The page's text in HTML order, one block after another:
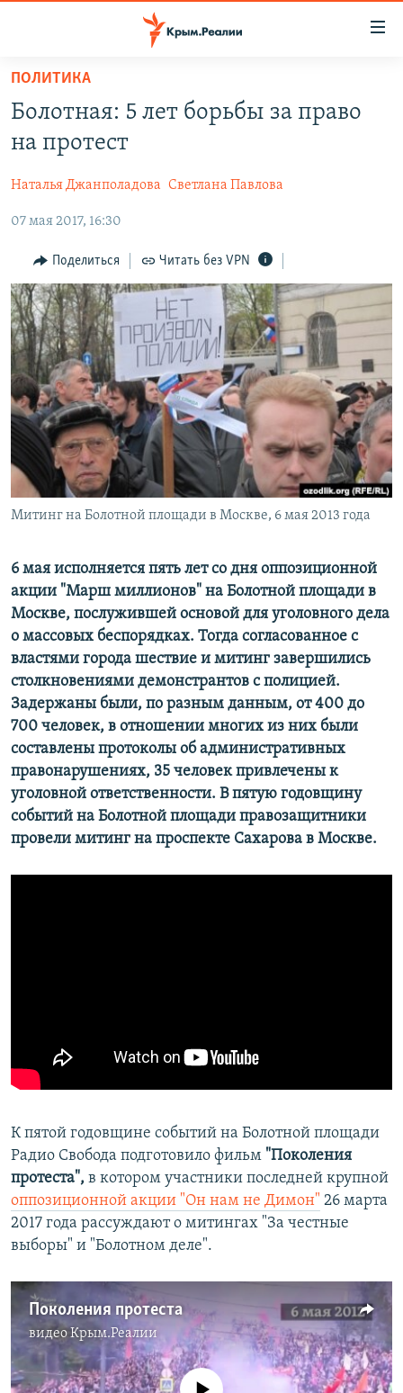
Вернуться
основному
содержанию
Вернутся
навигации
Вернутся
поиску
КАРТА ВОЕННЫХ ОБЪЕКТОВ КРЫМА
11 ЛЕТ ОККУПАЦИИ КРЫМА. 11 ИСТОРИЙ СОПРОТИВЛЕНИЯ
ИСТОРИЯ
ЕЩЕ
ИНТЕРАКТИВ
ИНФОГРАФИКА
ТЕЛЕПРОЕКТ КРЫМ.РЕАЛИИ
СОВЕТЫ ПРАВОЗАЩИТНИКОВ
ПРОПАВШИЕ БЕЗ ВЕСТИ
ПОБЕДИТЕЛЕЙ НЕ СУДЯТ?
КРЫМ.НЕПОКОРЕННЫЙ
ELIFBE
УКРАИНСКАЯ ПРОБЛЕМА КРЫМА
РАДІО СВОБОДА
КАК ОБОЙТИ БЛОКИРОВКУ
Українською
Qırımtatar
ПРИСОЕДИНЯЙТЕСЬ!
ПОЛИТИКА
Болотная: 5 лет борьбы за право
на протест
Наталья Джанполадова Светлана Павлова
07 мая 2017, 16:30
Поделиться Читать без VPN
Митинг на Болотной площади в Москве, 6 мая 2013 года
6 мая исполняется пять лет со дня оппозиционной
акции "Марш миллионов" на Болотной площади в
Москве, послужившей основой для уголовного дела
о массовых беспорядках. Тогда согласованное с
властями города шествие и митинг завершились
столкновениями демонстрантов с полицией.
Задержаны были, по разным данным, от 400 до
700 человек, в отношении многих из них были
составлены протоколы об административных
правонарушениях, 35 человек привлечены к
уголовной ответственности. В пятую годовщину
событий на Болотной площади правозащитники
провели митинг на проспекте Сахарова в Москве.
К пятой годовщине событий на Болотной площади
Радио Свобода подготовило фильм "Поколения
протеста", в котором участники последней крупной
оппозиционной акции "Он нам не Димон" 26 марта
2017 года рассуждают о митингах "За честные
выборы" и "Болотном деле".
Поколения протеста
видеоКрым.Реалии
No media source currently available